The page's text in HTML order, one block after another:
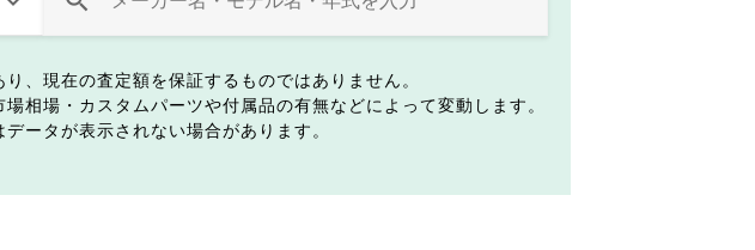
、現在の査定額を保証するものではありません。
相場・カスタムパーツや付属品の有無などによって変動します。
ータが表示されない場合があります。